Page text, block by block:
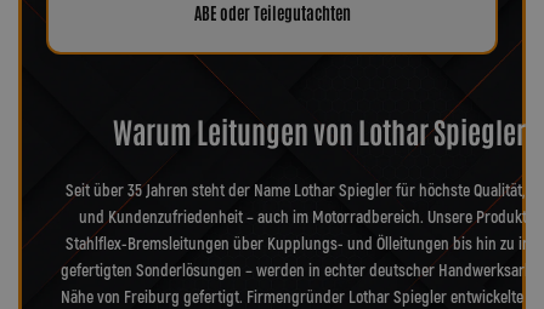
ABE oder Teilegutachten
Warum Leitungen von Lothar Spiegler?
Seit über 35 Jahren steht der Name Lothar Spiegler für höchste Qualität,
und Kundenzufriedenheit – auch im Motorradbereich. Unsere Produkte
Stahlflex-Bremsleitungen über Kupplungs- und Ölleitungen bis hin zu
gefertigten Sonderlösungen – werden in echter deutscher
Nähe von Freiburg gefertigt. Firmengründer Lothar Spiegler entwickelte